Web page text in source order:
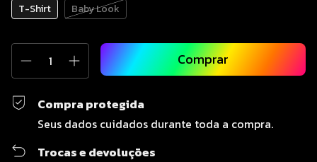
T-Shirt Baby Look
Compra protegida
Seus dados cuidados durante toda a compra.
Trocas e devoluções